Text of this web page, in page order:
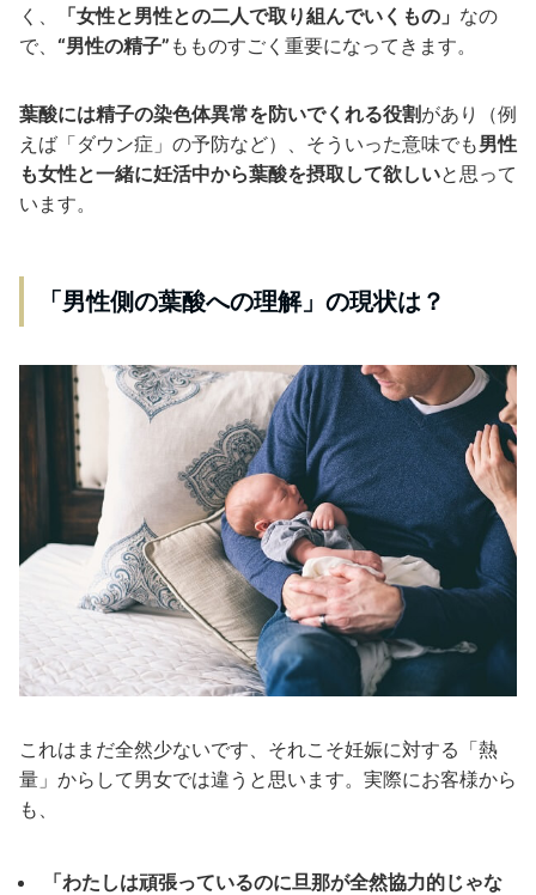
く、
「女性と男性との二人で取り組んでいくもの」 なの
で、 “男性の精子” もものすごく重要になってきます。
葉酸には精子の染色体異常を防いでくれる役割があり（例
えば「ダウン症」の予防など）、そういった意味でも男性
も女性と一緒に妊活中から葉酸を摂取して欲しいと思って
います。
「男性側の葉酸への理解」の現状は？
これはまだ全然少ないです、それこそ妊娠に対する「熱
量」からして男女では違うと思います。実際にお客様から
も、
「わたしは頑張っているのに旦那が全然協力的じゃな